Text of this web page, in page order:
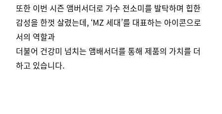
또한 이번 시즌 앰버서더로 가수 전소미를 발탁하며 힙한
감성을 한껏 살렸는데, ‘MZ 세대’를 대표하는 아이콘으로
서의 역할과
더불어 건강미 넘치는 앰배서더를 통해 제품의 가치를 더
하고 있습니다.